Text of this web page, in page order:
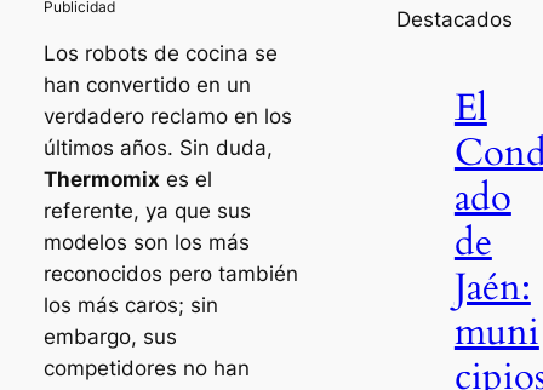
Los robots de cocina se
han convertido en un
verdadero reclamo en los
últimos años. Sin duda,
Thermomix es el
referente, ya que sus
modelos son los más
reconocidos pero también
los más caros; sin
embargo, sus
competidores no han
Destacados
El
ado
de
Jaén:
muni